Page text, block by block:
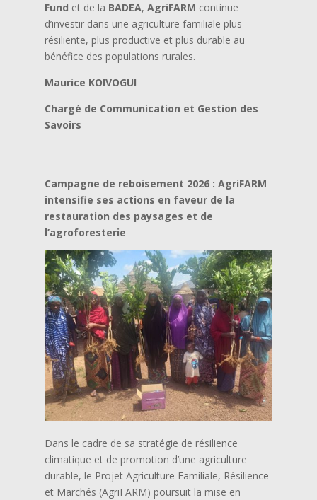
Fund et de la BADEA,AgriFARM continue
d’investir dans une agriculture familiale plus
résiliente, plus productive et plus durable au
bénéfice des populations rurales.
Maurice KOIVOGUI
Chargé de Communication et Gestion des
Savoirs
Campagne de reboisement 2026 : AgriFARM
intensifie ses actions en faveur de la
restauration des paysages et de
l’agroforesterie
Dans le cadre de sa stratégie de résilience
climatique et de promotion d’une agriculture
durable, le Projet Agriculture Familiale, Résilience
et Marchés (AgriFARM) poursuit la mise en